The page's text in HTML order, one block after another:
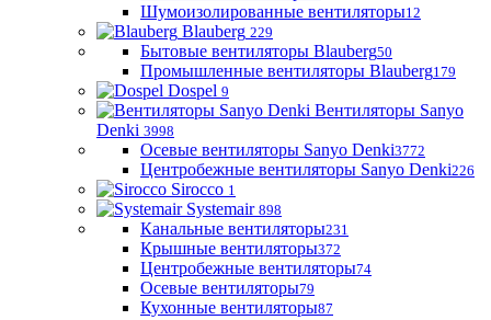
Шумоизолированные вентиляторы12
Blauberg 229
Бытовые вентиляторы Blauberg50
Промышленные вентиляторы Blauberg179
Dospel 9
Вентиляторы Sanyo
Denki 3998
Осевые вентиляторы Sanyo Denki3772
Центробежные вентиляторы Sanyo Denki226
Sirocco 1
Systemair 898
Канальные вентиляторы231
Крышные вентиляторы372
Центробежные вентиляторы74
Осевые вентиляторы79
Кухонные вентиляторы87